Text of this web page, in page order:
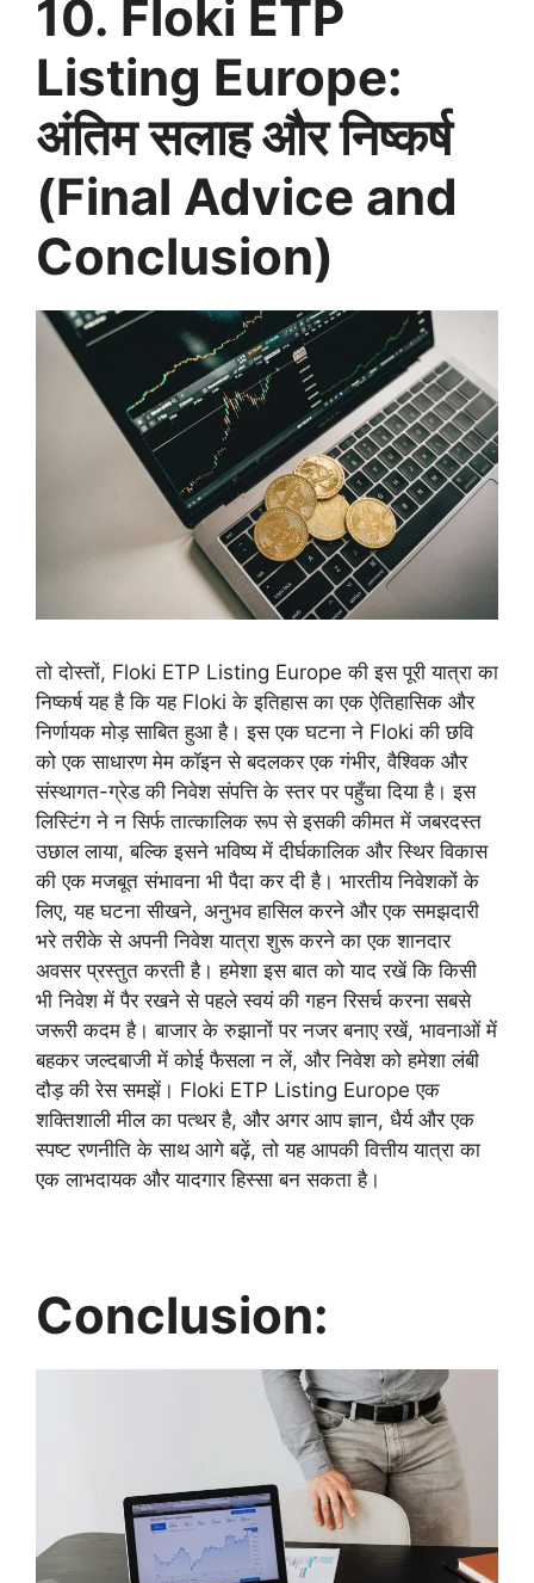
10. Floki ETP
Listing Europe:
अंतिम सलाह और निष्कर्ष
(Final Advice and
Conclusion)
तो दोस्तों, Floki ETP Listing Europe की इस पूरी यात्रा का
निष्कर्ष यह है कि यह Floki के इतिहास का एक ऐतिहासिक और
निर्णायक मोड़ साबित हुआ है। इस एक घटना ने Floki की छवि
को एक साधारण मेम कॉइन से बदलकर एक गंभीर, वैश्विक और
संस्थागत-ग्रेड की निवेश संपत्ति के स्तर पर पहुँचा दिया है। इस
लिस्टिंग ने न सिर्फ तात्कालिक रूप से इसकी कीमत में जबरदस्त
उछाल लाया, बल्कि इसने भविष्य में दीर्घकालिक और स्थिर विकास
की एक मजबूत संभावना भी पैदा कर दी है। भारतीय निवेशकों के
लिए, यह घटना सीखने, अनुभव हासिल करने और एक समझदारी
भरे तरीके से अपनी निवेश यात्रा शुरू करने का एक शानदार
अवसर प्रस्तुत करती है। हमेशा इस बात को याद रखें कि किसी
भी निवेश में पैर रखने से पहले स्वयं की गहन रिसर्च करना सबसे
जरूरी कदम है। बाजार के रुझानों पर नजर बनाए रखें, भावनाओं में
बहकर जल्दबाजी में कोई फैसला न लें, और निवेश को हमेशा लंबी
दौड़ की रेस समझें। Floki ETP Listing Europe एक
शक्तिशाली मील का पत्थर है, और अगर आप ज्ञान, धैर्य और एक
स्पष्ट रणनीति के साथ आगे बढ़ें, तो यह आपकी वित्तीय यात्रा का
एक लाभदायक और यादगार हिस्सा बन सकता है।
Conclusion: